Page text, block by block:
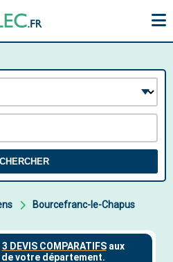
Bourcefranc-le-Chapus